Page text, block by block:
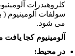
کلروهیدرات
سولفات آلومینیوم (
می شود.
آلومینیوم کجا
در محیط: